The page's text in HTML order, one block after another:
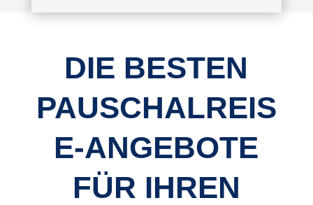
DIE BESTEN
PAUSCHALREIS
E-ANGEBOTE
FÜR IHREN